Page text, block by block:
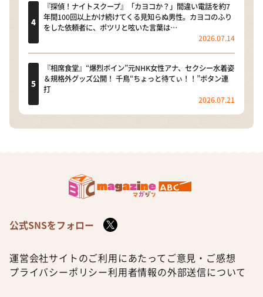
『探偵！ナイトスクープ』「カヨコか？」間違い電話を約7
年間100回以上かけ続けてくる見知らぬ男性。カヨコのふり
をした依頼者に、ポツリと呟いた言葉は…
2026.07.14
『相席食堂』“爆烈ボイン”元NHK女性アナ、セクシー水着姿
＆規格外グッズ公開！ 千鳥“ちょっと待てぃ！！”ボタン連
打
2026.07.21
公式SNSをフォロー
運営会社サイトのご利用にあたって ご意見・ご感想
プライバシーポリシー利用者情報の外部送信について